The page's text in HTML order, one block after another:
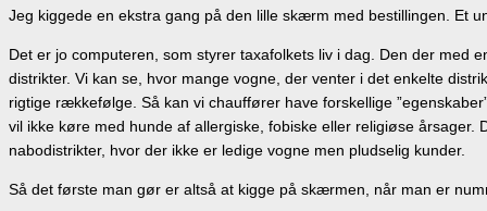
Jeg kiggede en ekstra gang på den lille skærm med bestillingen. Et
Det er jo computeren, som styrer taxafolkets liv i dag. Den der
distrikter. Vi kan se, hvor mange vogne, der venter i det enkelte
rigtige rækkefølge. Så kan vi chauffører have forskellige
vil ikke køre med hunde af allergiske, fobiske eller religiøse
nabodistrikter, hvor der ikke er ledige vogne men pludselig kunder.
Så det første man gør er altså at kigge på skærmen, når man er